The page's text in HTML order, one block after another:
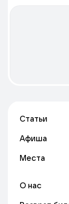
Статьи
Афиша
Места
О нас